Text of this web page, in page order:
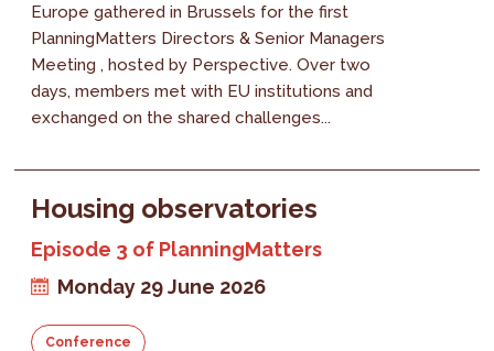
Europe gathered in Brussels for the first
PlanningMatters Directors & Senior Managers
Meeting , hosted by Perspective. Over two
days, members met with EU institutions and
exchanged on the shared challenges...
Housing observatories
Episode 3 of PlanningMatters
Monday 29 June 2026
Conference